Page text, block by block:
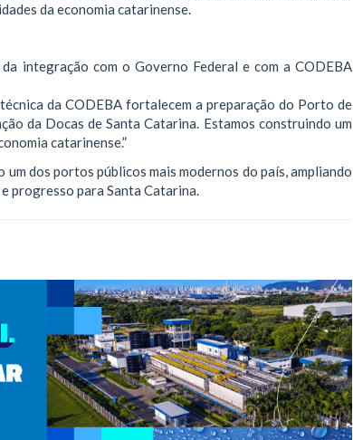
da economia catarinense.
integração com o Governo Federal e com a CODEBA
da CODEBA fortalecem a preparação do Porto de
da Docas de Santa Catarina. Estamos construindo um
catarinense.”
dos portos públicos mais modernos do país, ampliando
progresso para Santa Catarina.